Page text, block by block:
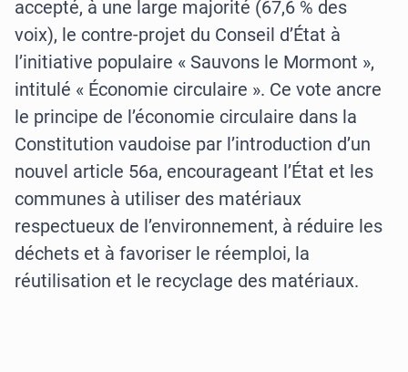
accepté, à une large majorité (67,6 % des
voix), le contre-projet du Conseil d’État à
l’initiative populaire « Sauvons le Mormont »,
intitulé « Économie circulaire ». Ce vote ancre
le principe de l’économie circulaire dans la
Constitution vaudoise par l’introduction d’un
nouvel article 56a, encourageant l’État et les
communes à utiliser des matériaux
respectueux de l’environnement, à réduire les
déchets et à favoriser le réemploi, la
réutilisation et le recyclage des matériaux.